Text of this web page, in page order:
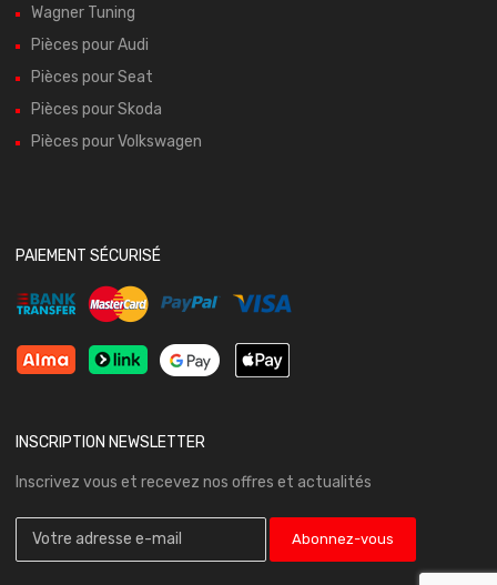
Wagner Tuning
Pièces pour Audi
Pièces pour Seat
Pièces pour Skoda
Pièces pour Volkswagen
PAIEMENT SÉCURISÉ
INSCRIPTION NEWSLETTER
Inscrivez vous et recevez nos offres et actualités